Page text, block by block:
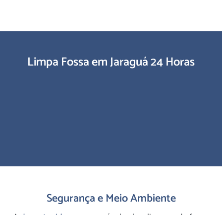
Limpa Fossa em Jaraguá 24 Horas
Segurança e Meio Ambiente